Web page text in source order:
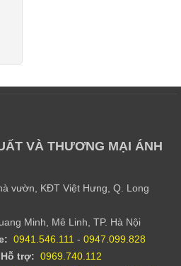
VÀ THƯƠNG MẠI ÁNH
vườn, KĐT Việt Hưng, Q. Long
Minh, Mê Linh, TP. Hà Nội
0941.546.111 - 0947.099.828​
Hỗ trợ: 0969.740.112